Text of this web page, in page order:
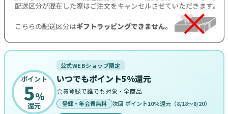
ポイント
5%
還元
公式WEBショップ限定
いつでもポイント5%還元
会員登録で誰でも対象・全商品
登録・年会費無料 次回 ポイント10%還元（8/18〜8/20）